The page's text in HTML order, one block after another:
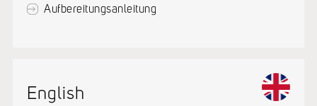
Aufbereitungsanleitung
English